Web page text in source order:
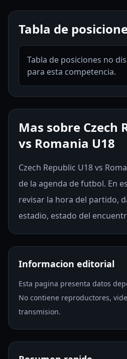
Tabla de
Tabla de posiciones no
para esta competencia.
Mas sobre Czech
vs Romania U18
Czech Republic U18 vs
de la agenda de futbol. En
revisar la hora del partido,
estadio, estado del
Informacion editorial
Esta pagina presenta datos
No contiene reproductores,
transmision.